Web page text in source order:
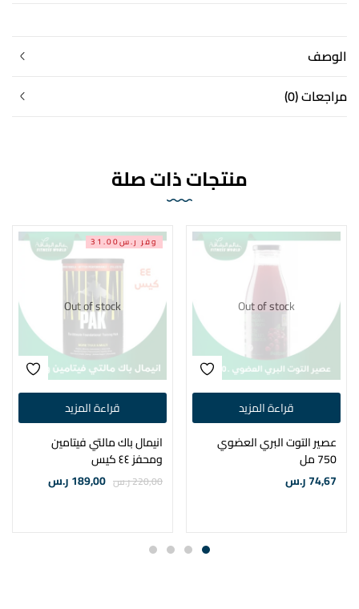
الوصف
مراجعات (0)
منتجات ذات صلة
Out of stock
قراءة المزيد
عصير التوت البري العضوي
750 مل
74,67ر.س
Out of stock
قراءة المزيد
وفر ر.س31.00
انيمال باك مالتي فيتامين
ومحفز ٤٤ كيس
220,00ر.س 189,00ر.س